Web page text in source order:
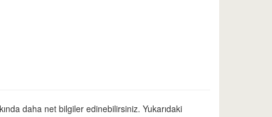
daha net bilgiler edinebilirsiniz. Yukarıdaki